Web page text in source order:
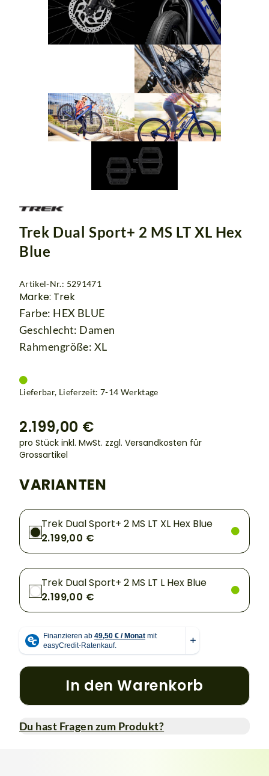
Trek Dual Sport+ 2 MS LT XL Hex
Blue
Artikel-Nr.: 5291471
Marke: Trek
Farbe: HEX BLUE
Geschlecht: Damen
Rahmengröße: XL
Lieferbar, Lieferzeit: 7-14 Werktage
2.199,00 €
pro Stück inkl. MwSt. zzgl. Versandkosten für
Grossartikel
VARIANTEN
Trek Dual Sport+ 2 MS LT XL Hex Blue
2.199,00 €
Trek Dual Sport+ 2 MS LT L Hex Blue
2.199,00 €
In den Warenkorb
Du hast Fragen zum Produkt?